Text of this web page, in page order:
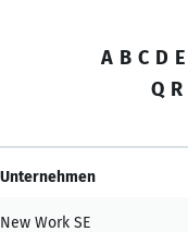
A B C D E
Q R
Unternehmen
New Work SE